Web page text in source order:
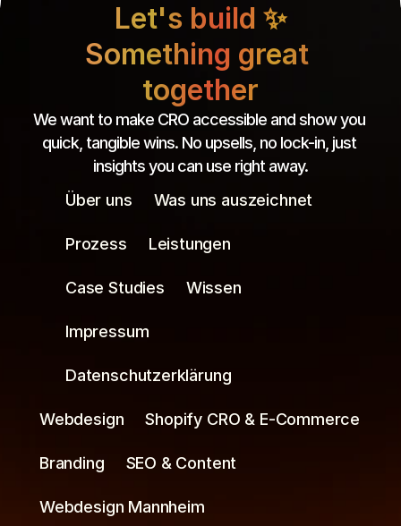
Let's build ✨
Something great
together
We want to make CRO accessible and show you
quick, tangible wins. No upsells, no lock-in, just
insights you can use right away.
Über uns
Was uns auszeichnet
Prozess Leistungen
Case Studies Wissen
Impressum
Datenschutzerklärung
Webdesign Shopify CRO & E-Commerce
Branding SEO & Content
Webdesign Mannheim